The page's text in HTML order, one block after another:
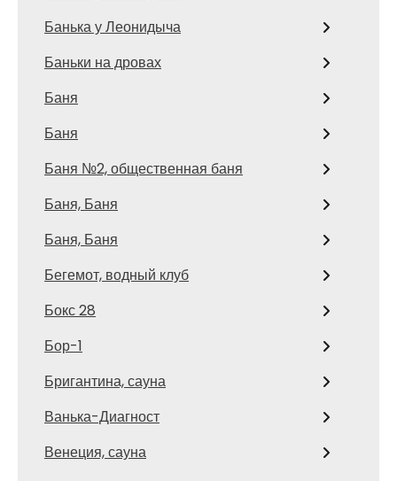
Банька у Леонидыча
Баньки на дровах
Баня
Баня
Баня №2, общественная баня
Баня, Баня
Баня, Баня
Бегемот, водный клуб
Бокс 28
Бор-1
Бригантина, сауна
Ванька-Диагност
Венеция, сауна